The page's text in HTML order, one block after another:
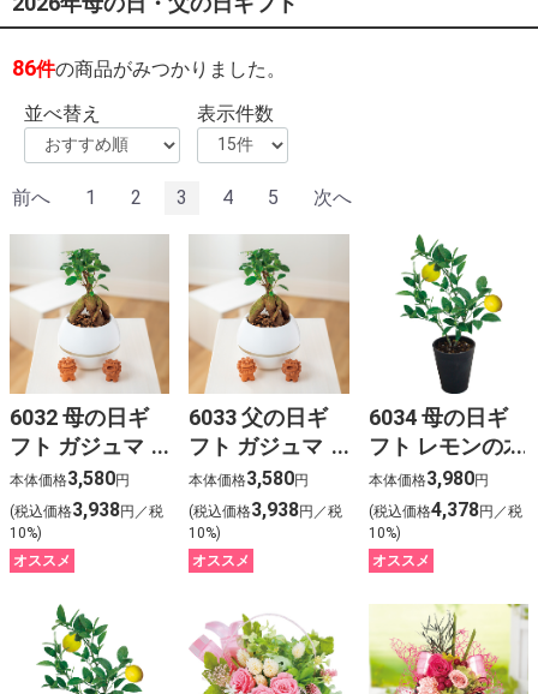
86件の商品がみつかりました。
並べ替え
表示件数
前へ 1 2 3 4 5 次へ
6032 母の日ギ
フト ガジュマ
ル シーサー
本体価格3,580円
(税込価格3,938円／税
10%)
オススメ
6033 父の日ギ
フト ガジュマ
ル シーサー
本体価格3,580円
(税込価格3,938円／税
10%)
オススメ
6034 母の日ギ
フト レモンの木
本体価格3,980円
(税込価格4,378円／税
10%)
オススメ